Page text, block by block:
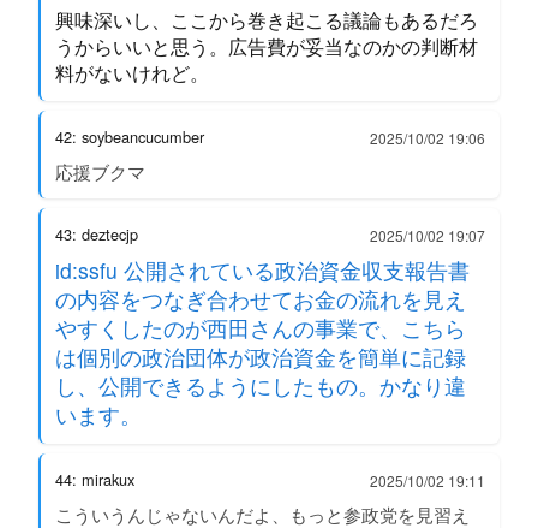
興味深いし、ここから巻き起こる議論もあるだろ
うからいいと思う。広告費が妥当なのかの判断材
料がないけれど。
42: soybeancucumber 2025/10/02 19:06
応援ブクマ
43: deztecjp 2025/10/02 19:07
id:ssfu 公開されている政治資金収支報告書
の内容をつなぎ合わせてお金の流れを見え
やすくしたのが西田さんの事業で、こちら
は個別の政治団体が政治資金を簡単に記録
し、公開できるようにしたもの。かなり違
います。
44: mirakux 2025/10/02 19:11
こういうんじゃないんだよ、もっと参政党を見習え